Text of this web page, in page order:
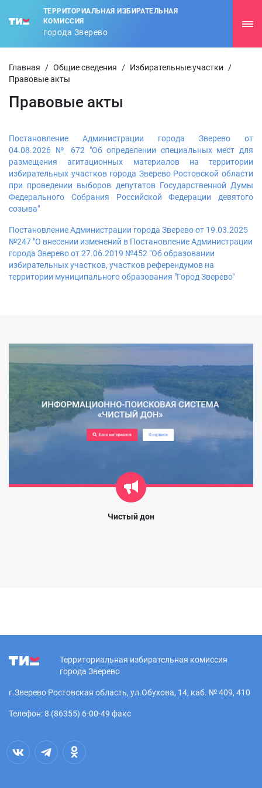
ТЕРРИТОРИАЛЬНАЯ ИЗБИРАТЕЛЬНАЯ
КОМИССИЯ
города Зверево
Главная / Общие сведения / Избирательные участки
/
Правовые акты
Правовые акты
Постановление Администрации города Зверево от
04.08.2026 № 672 "Об определении специальных мест для
размещения агитационных материалов на территории
избирательных участков города Зверево Ростовской области
при проведении выборов депутатов Государственной Думы
Федерального Собрания Российской Федерации девятого
созыва"
Постановление Администрации города Зверево от 19.03.2025
№247 "О внесении изменений в Постановление Администрации
города Зверево от 27.06.2019 №452 "Об образовании
избирательных участков, участков референдумов на
территории муниципального образования "Город Зверево"
Чистый дон
Территориальная избирательная комиссия
города Зверево
г.Зверево Ростовская область, ул.Обухова, 14, каб. № 409, 410
Телефон: 8 (86355) 6-00-49 факс